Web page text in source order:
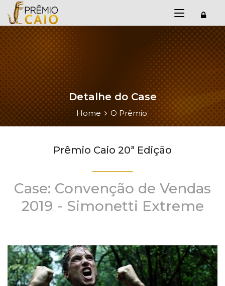
Detalhe do Case
Home O Prêmio
Prêmio Caio 20ª Edição
Case: Convenção de Vendas
2019 - Simonetti Extreme